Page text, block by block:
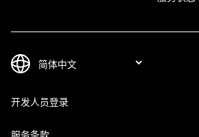
开发人员登录